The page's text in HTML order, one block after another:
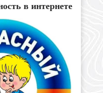
в интернете